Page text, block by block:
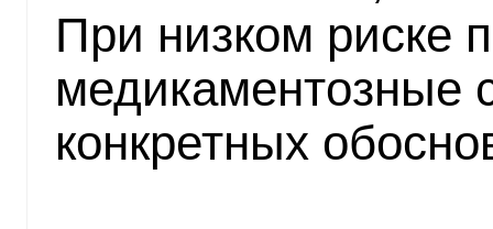
При низком риске
медикаментозные
конкретных